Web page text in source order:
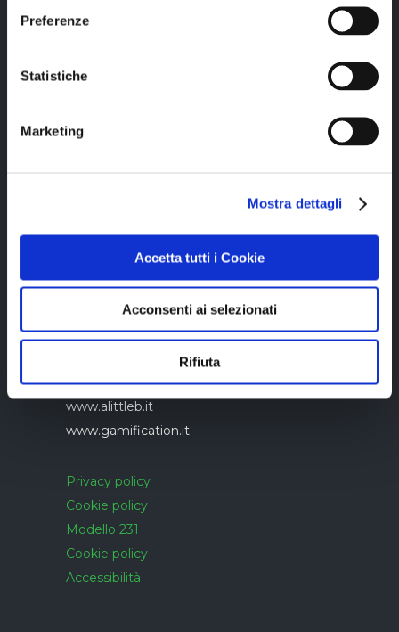
Preferenze
Statistiche
Marketing
Mostra dettagli
Accetta tutti i Cookie
Acconsenti ai selezionati
Rifiuta
Copyright © 2023 Alittleb.it SRL.- P.IVA
Azienda con sistema di gestione qualità
UNI EN ISO 9001:2015 certificato da
www.alittleb.it
www.gamification.it
Privacy policy
Cookie policy
Modello 231
Cookie policy
Accessibilità